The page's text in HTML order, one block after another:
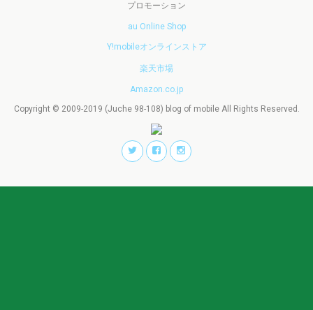
プロモーション
au Online Shop
Y!mobileオンラインストア
楽天市場
Amazon.co.jp
Copyright © 2009-2019 (Juche 98-108) blog of mobile All Rights Reserved.